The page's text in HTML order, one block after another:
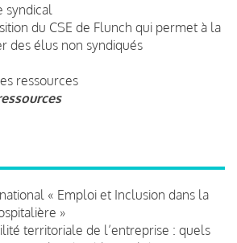
syndical
du CSE de Flunch qui permet à la
des élus non syndiqués
ressources
« Emploi et Inclusion dans la
»
territoriale de l’entreprise : quels